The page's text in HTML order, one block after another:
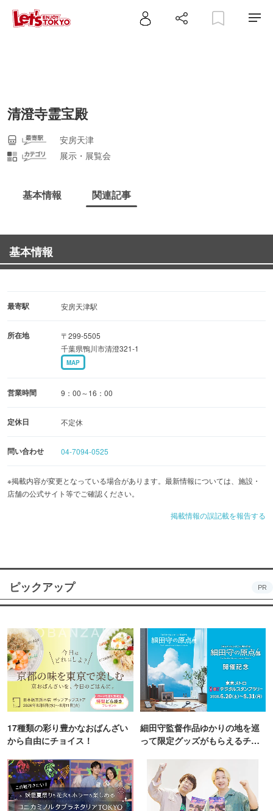
清澄寺霊宝殿
安房天津
展示・展覧会
基本情報 関連記事
基本情報
最寄駅 安房天津駅
所在地
〒299-5505
千葉県鴨川市清澄321-1
MAP
営業時間 9：00～16：00
定休日 不定休
問い合わせ 04-7094-0525
※掲載内容が変更となっている場合があります。最新情報については、施設・
店舗の公式サイト等でご確認ください。
掲載情報の誤記載を報告する
ピックアップ PR
17種類の彩り豊かなおばんざい
から自由にチョイス！
細田守監督作品ゆかりの地を巡
って限定グッズがもらえるチャ